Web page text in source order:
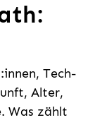
Tech-
Alter,
Was zählt